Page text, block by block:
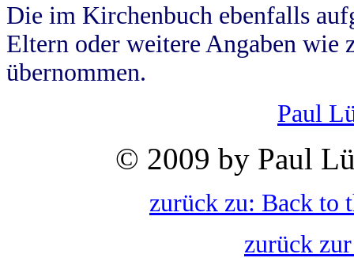
Die im Kirchenbuch ebenfalls
Eltern oder weitere Angaben wie
übernommen.
Paul
© 2009 by Paul
zurück zu: Back to
zurück